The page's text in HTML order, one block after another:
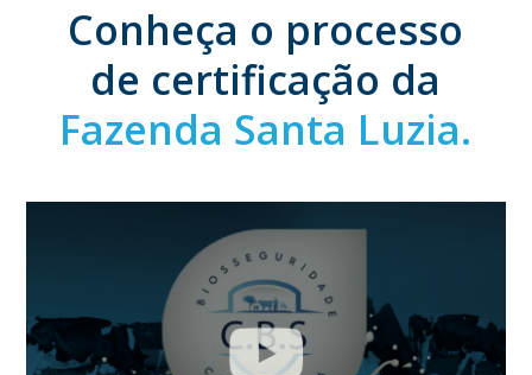
Conheça o processo
de certificação da
Fazenda Santa Luzia.